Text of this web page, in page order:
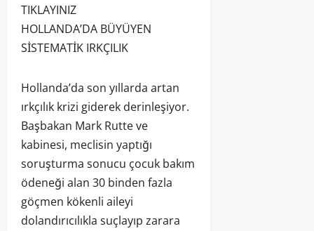
TIKLAYINIZ
HOLLANDA’DA BÜYÜYEN
SİSTEMATİK IRKÇILIK
Hollanda’da son yıllarda artan
ırkçılık krizi giderek derinleşiyor.
Başbakan Mark Rutte ve
kabinesi, meclisin yaptığı
soruşturma sonucu çocuk bakım
ödeneği alan 30 binden fazla
göçmen kökenli aileyi
dolandırıcılıkla suçlayıp zarara